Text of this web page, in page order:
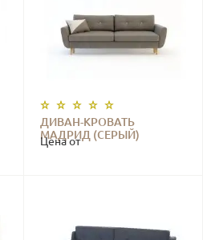
ДИВАН-КРОВАТЬ
МАДРИД (СЕРЫЙ)
Цена от